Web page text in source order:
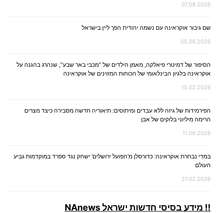
07.08.2026
שם גיבור אוקראינה עם נשמה יהודית הפך ליין בישראל
05.06.2026
הסיפור של דמיטרי פיאלקה, מאמן הילדים של “מכבי באר שבע”, שנהרג בהגנה על
אוקראינה בלגיון הבינלאומי של הכוחות המזוינים של אוקראינה
15.02.2026
הפירמידות של גיזה ללא עבדים ומיתוסים: תיאוריה חדשה מסבירה כיצד מצרים
הרימה מיליוני בלוקים של אבן
11.06.2026
במדי נבחרת אוקראינה: כדורסלן מ’הפועל ירושלים’ ישחק נגד ספרד במוקדמות גביע
העולם
27.02.2026
!! מידע בסיסי חדשות ישראל NAnews